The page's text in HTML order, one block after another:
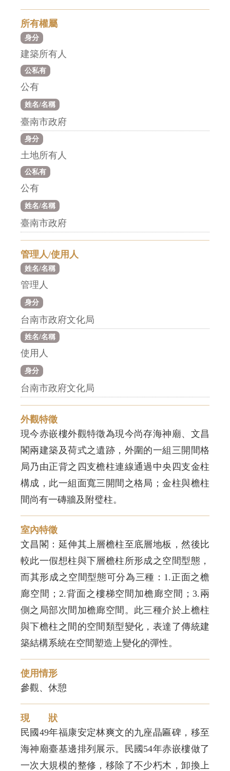
所有權屬
身分
建築所有人
公私有
公有
姓名/名稱
臺南市政府
身分
土地所有人
公私有
公有
姓名/名稱
臺南市政府
管理人/使用人
姓名/名稱
管理人
身分
台南市政府文化局
姓名/名稱
使用人
身分
台南市政府文化局
外觀特徵
現今赤嵌樓外觀特徵為現今尚存海神廟、文昌
閣兩建築及荷式之遺跡，外圍的一組三開間格
局乃由正背之四支檐柱連線通過中央四支金柱
構成，此一組面寬三開間之格局；金柱與檐柱
間尚有一磚牆及附璧柱。
室內特徵
文昌閣：延伸其上層檐柱至底層地板，然後比
較此一假想柱與下層檐柱所形成之空間型態，
而其形成之空間型態可分為三種：1.正面之檐
廊空間；2.背面之樓梯空間加檐廊空間；3.兩
側之局部次間加檐廊空間。此三種介於上檐柱
與下檐柱之間的空間類型變化，表達了傳統建
築結構系統在空間塑造上變化的彈性。
使用情形
參觀、休憩
現 狀
民國49年福康安定林爽文的九座晶匾碑，移至
海神廟臺基邊排列展示。民國54年赤嵌樓做了
一次大規模的整修，移除了不少朽木，卸換上